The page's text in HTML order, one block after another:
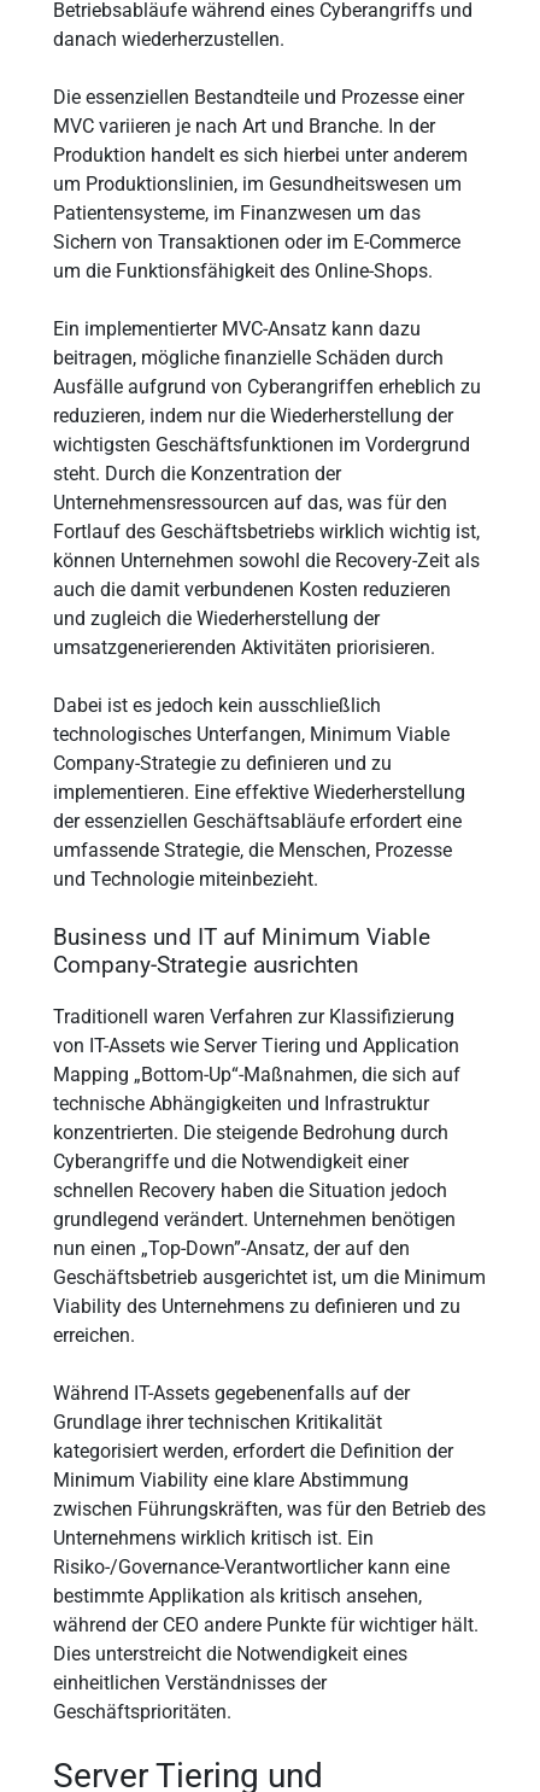
Betriebsabläufe während eines Cyberangriffs und
danach wiederherzustellen.
Die essenziellen Bestandteile und Prozesse einer
MVC variieren je nach Art und Branche. In der
Produktion handelt es sich hierbei unter anderem
um Produktionslinien, im Gesundheitswesen um
Patientensysteme, im Finanzwesen um das
Sichern von Transaktionen oder im E-Commerce
um die Funktionsfähigkeit des Online-Shops.
Ein implementierter MVC-Ansatz kann dazu
beitragen, mögliche finanzielle Schäden durch
Ausfälle aufgrund von Cyberangriffen erheblich zu
reduzieren, indem nur die Wiederherstellung der
wichtigsten Geschäftsfunktionen im Vordergrund
steht. Durch die Konzentration der
Unternehmensressourcen auf das, was für den
Fortlauf des Geschäftsbetriebs wirklich wichtig ist,
können Unternehmen sowohl die Recovery-Zeit als
auch die damit verbundenen Kosten reduzieren
und zugleich die Wiederherstellung der
umsatzgenerierenden Aktivitäten priorisieren.
Dabei ist es jedoch kein ausschließlich
technologisches Unterfangen, Minimum Viable
Company-Strategie zu definieren und zu
implementieren. Eine effektive Wiederherstellung
der essenziellen Geschäftsabläufe erfordert eine
umfassende Strategie, die Menschen, Prozesse
und Technologie miteinbezieht.
Business und IT auf Minimum Viable
Company-Strategie ausrichten
Traditionell waren Verfahren zur Klassifizierung
von IT-Assets wie Server Tiering und Application
Mapping „Bottom-Up“-Maßnahmen, die sich auf
technische Abhängigkeiten und Infrastruktur
konzentrierten. Die steigende Bedrohung durch
Cyberangriffe und die Notwendigkeit einer
schnellen Recovery haben die Situation jedoch
grundlegend verändert. Unternehmen benötigen
nun einen „Top-Down”-Ansatz, der auf den
Geschäftsbetrieb ausgerichtet ist, um die Minimum
Viability des Unternehmens zu definieren und zu
erreichen.
Während IT-Assets gegebenenfalls auf der
Grundlage ihrer technischen Kritikalität
kategorisiert werden, erfordert die Definition der
Minimum Viability eine klare Abstimmung
zwischen Führungskräften, was für den Betrieb des
Unternehmens wirklich kritisch ist. Ein
Risiko-/Governance-Verantwortlicher kann eine
bestimmte Applikation als kritisch ansehen,
während der CEO andere Punkte für wichtiger hält.
Dies unterstreicht die Notwendigkeit eines
einheitlichen Verständnisses der
Geschäftsprioritäten.
Server Tiering und